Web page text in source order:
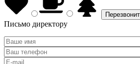
Письмо директору